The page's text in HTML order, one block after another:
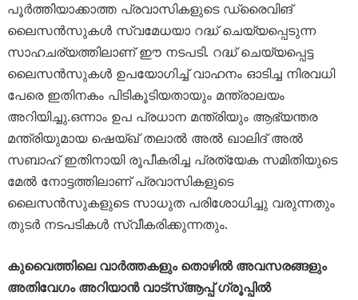
പൂർത്തിയാക്കാത്ത പ്രവാസികളുടെ ഡ്രൈവിങ്
ലൈസൻസുകൾ സ്വമേധയാ റദ്ധ് ചെയ്യപ്പെടുന്ന
സാഹചര്യത്തിലാണ് ഈ നടപടി. റദ്ധ് ചെയ്യപ്പെട്ട
ലൈസൻസുകൾ ഉപയോഗിച്ച് വാഹനം ഓടിച്ച നിരവധി
പേരെ ഇതിനകം പിടികൂടിയതായും മന്ത്രാലയം
അറിയിച്ചു.ഒന്നാം ഉപ പ്രധാന മന്ത്രിയും ആഭ്യന്തര
മന്ത്രിയുമായ ഷെയ്ഖ് തലാൽ അൽ ഖാലിദ് അൽ
സബാഹ് ഇതിനായി രൂപീകരിച്ച പ്രത്യേക സമിതിയുടെ
മേൽ നോട്ടത്തിലാണ് പ്രവാസികളുടെ
ലൈസൻസുകളുടെ സാധുത പരിശോധിച്ചു വരുന്നതും
തുടർ നടപടികൾ സ്വീകരിക്കുന്നതും.
കുവൈത്തിലെ വാർത്തകളും തൊഴിൽ അവസരങ്ങളും
അതിവേഗം അറിയാൻ വാട്സ്ആപ്പ് ഗ്രൂപ്പിൽ